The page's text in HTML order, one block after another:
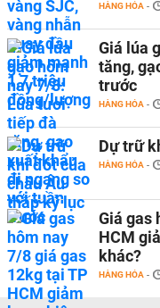
HÀNG HÓA -
Giá lúa
tăng,
trước
HÀNG HÓA -
Dự trữ
HÀNG HÓA -
Giá gas
HCM
khác?
HÀNG HÓA -